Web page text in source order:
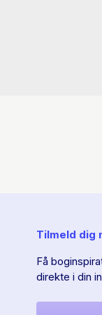
Tilmeld dig
Få
direkte i din